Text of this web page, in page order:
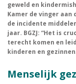
geweld en
Kamer de vinger aan
de incidente
jaar. BGZJ: “Het is
terecht komen en
kinderen en
Menselijk